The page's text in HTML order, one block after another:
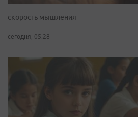
скорость мышления
сегодня, 05:28